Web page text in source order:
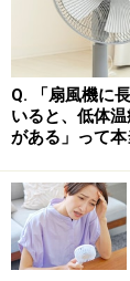
夜の扇
必要な
東洋医学で
が、西洋医
し、腹痛や
す。
Q. 「扇風機に
いると、低体
がある」って本